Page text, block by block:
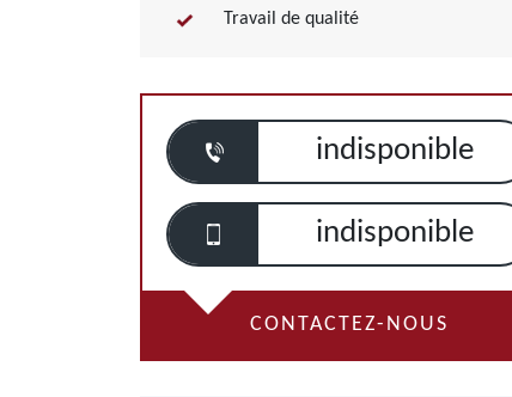
Travail de qualité
indisponible
indisponible
CONTACTEZ-NOUS